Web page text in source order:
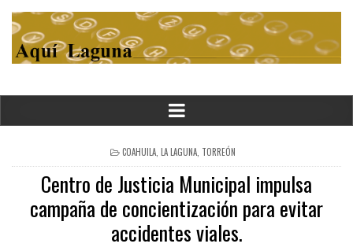
POSTED
IN
COAHUILA, LA LAGUNA, TORREÓN
Centro de Justicia Municipal impulsa
campaña de concientización para evitar
accidentes viales.